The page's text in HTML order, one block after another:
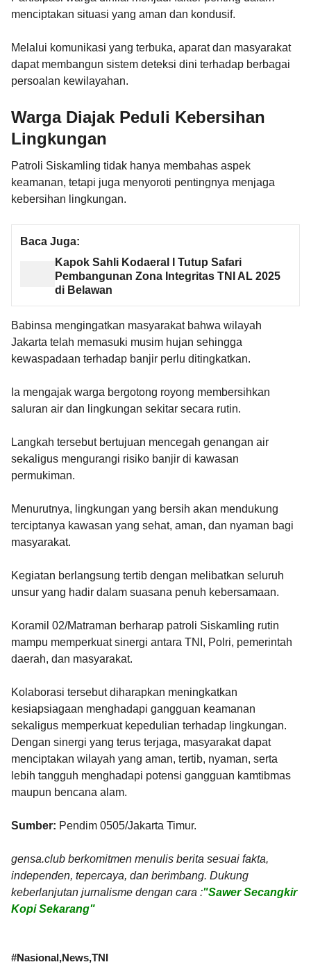
menciptakan situasi yang aman dan kondusif.
Melalui komunikasi yang terbuka, aparat dan masyarakat
dapat membangun sistem deteksi dini terhadap berbagai
persoalan kewilayahan.
Warga Diajak Peduli Kebersihan
Lingkungan
Patroli Siskamling tidak hanya membahas aspek
keamanan, tetapi juga menyoroti pentingnya menjaga
kebersihan lingkungan.
Baca Juga:
Kapok Sahli Kodaeral I Tutup Safari
Pembangunan Zona Integritas TNI AL 2025
di Belawan
Babinsa mengingatkan masyarakat bahwa wilayah
Jakarta telah memasuki musim hujan sehingga
kewaspadaan terhadap banjir perlu ditingkatkan.
Ia mengajak warga bergotong royong membersihkan
saluran air dan lingkungan sekitar secara rutin.
Langkah tersebut bertujuan mencegah genangan air
sekaligus mengurangi risiko banjir di kawasan
permukiman.
Menurutnya, lingkungan yang bersih akan mendukung
terciptanya kawasan yang sehat, aman, dan nyaman bagi
masyarakat.
Kegiatan berlangsung tertib dengan melibatkan seluruh
unsur yang hadir dalam suasana penuh kebersamaan.
Koramil 02/Matraman berharap patroli Siskamling rutin
mampu memperkuat sinergi antara TNI, Polri, pemerintah
daerah, dan masyarakat.
Kolaborasi tersebut diharapkan meningkatkan
kesiapsiagaan menghadapi gangguan keamanan
sekaligus memperkuat kepedulian terhadap lingkungan.
Dengan sinergi yang terus terjaga, masyarakat dapat
menciptakan wilayah yang aman, tertib, nyaman, serta
lebih tangguh menghadapi potensi gangguan kamtibmas
maupun bencana alam.
Sumber: Pendim 0505/Jakarta Timur.
gensa.club berkomitmen menulis berita sesuai fakta,
independen, tepercaya, dan berimbang. Dukung
keberlanjutan jurnalisme dengan cara :"Sawer Secangkir
Kopi Sekarang"
#Nasional News TNI